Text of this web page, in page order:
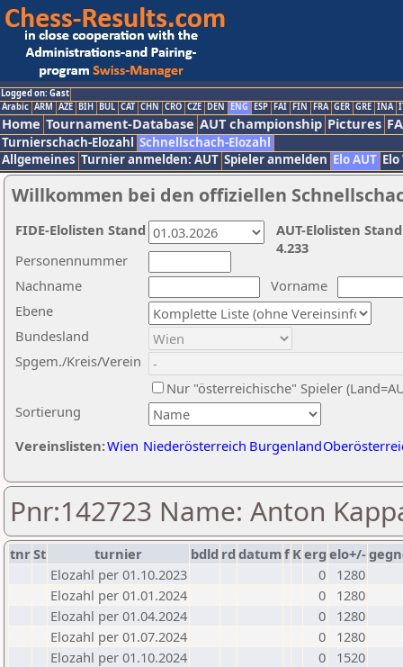
Logged on: Gast
Arabic ARM AZE BIH BUL CAT CHN CRO CZE DEN ENG ESP FAI FIN FRA GER GRE INA
Home Tournament-Database AUT championship Pictures
Turnierschach-Elozahl Schnellschach-Elozahl
Allgemeines Turnier anmelden: AUT Spieler anmelden Elo AUT
Willkommen bei den offiziellen
Nachname
Vorname
Ebene
Sortierung
Personennummer
Bundesland
Spgem./Kreis/Verein
Nur "österreichische" Spieler
Vereinslisten:Wien Niederösterreich Burgenland
AUT-Elolisten
4.233
FIDE-Elolisten Stand
Pnr:142723 Name: Anton
tnrSt turnier bdld rd datumf Kerg elo+/-
Elozahl per 01.10.2023
0
1280
Elozahl per 01.01.2024
0
1280
Elozahl per 01.04.2024
0
1280
Elozahl per 01.07.2024
0
1280
Elozahl per 01.10.2024
0
1520